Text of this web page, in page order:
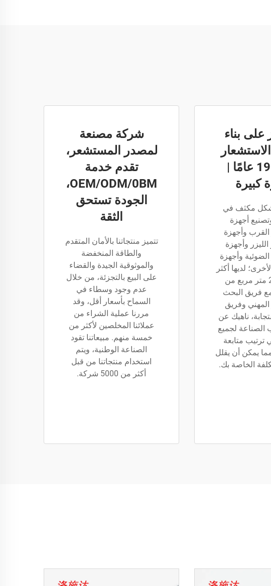
على بناء
لمدة 19 عامًا |
كبيرة
مكثف في
أجهزة
وأجهزة
وأجهزة
وأجهزة
لديها أكثر
من 2000 متر مربع من
مع فريق البحث
المهني وفريق
ناهيك عن
لجميع
ترتيب متابعة
يمكن أن يقلل
الخاصة بك.
شركة مصنعة
لمصدر المستشعر،
تقدم خدمة
OEM/ODM/0BM،
الجودة تستحق
الثقة
تتميز منتجاتنا بالأمان المتقدم
والطاقة المنخفضة
والموثوقية الجيدة والقضاء
على البيع بالتجزئة، من خلال
عدم وجود وسطاء في
السماح بأسعار أقل، وقد
مررنا عملية الشراء من
عملائنا المخلصين لأكثر من
خمسة منهم. مبيعاتنا تقود
الصناعة الوطنية، ويتم
استخدام منتجاتنا من قبل
أكثر من 5000 شركة.